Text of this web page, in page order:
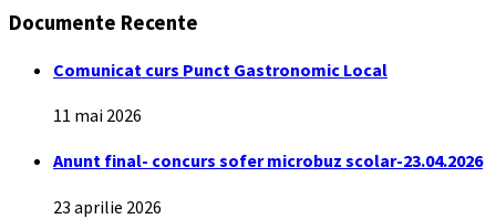
Documente Recente
Comunicat curs Punct Gastronomic Local
11 mai 2026
Anunt final- concurs sofer microbuz scolar-23.04.2026
23 aprilie 2026